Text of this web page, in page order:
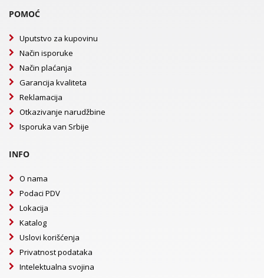
POMOĆ
Uputstvo za kupovinu
Način isporuke
Način plaćanja
Garancija kvaliteta
Reklamacija
Otkazivanje narudžbine
Isporuka van Srbije
INFO
O nama
Podaci PDV
Lokacija
Katalog
Uslovi korišćenja
Privatnost podataka
Intelektualna svojina